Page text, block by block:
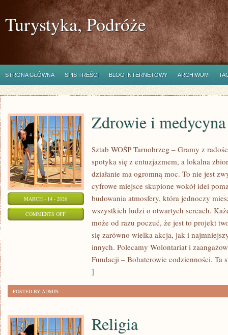
Turystyka, Podróże
STRONA GŁÓWNA SPIS TREŚCI BLOG INTERNETOWY ARCHIWUM
MARCH - 14 - 2026
COMMENTS OFFON
MEDYCYNA
Zdrowie i medycyna
Sztab WOŚP Tarnobrzeg – Gramy z
spotyka się z entuzjazmem, a lokalna
działanie ma ogromną moc. To nie jest
cyfrowe miejsce skupione wokół idei
budowania atmosfery, która jednoczy
wszystkich ludzi o otwartych sercach.
może od razu poczuć, że jest to projekt
się zarówno wielka akcja, jak i
innych. Polecamy Wolontariat i
Fundacji – Bohaterowie codzienności. Ta
]
POSTED BY ADMIN
Religia